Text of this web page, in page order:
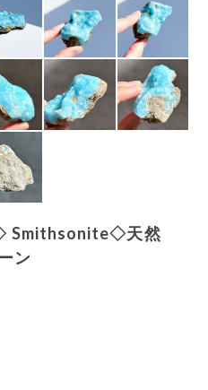
Smithsonite◇天然
ン